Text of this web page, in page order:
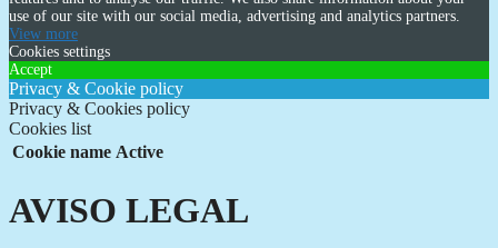
use of our site with our social media, advertising and analytics partners.
View more
Cookies settings
Accept
Privacy & Cookie policy
Privacy & Cookies policy
Cookies list
Cookie name Active
AVISO LEGAL